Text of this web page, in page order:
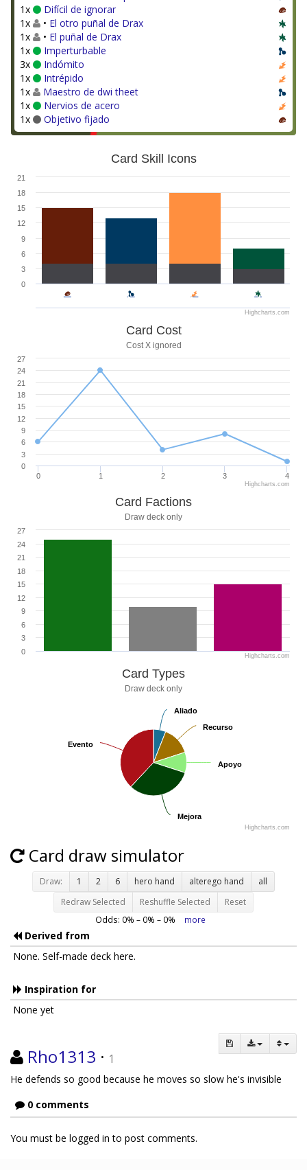
1x
Difícil de ignorar
1x
• El otro puñal de Drax
1x
• El puñal de Drax
1x
Imperturbable
3x
Indómito
1x
Intrépido
1x
Maestro de dwi theet
1x
Nervios de acero
1x
Objetivo fijado
Card Skill Icons
0
3
6
9
12
15
18
21
Highcharts.com
Card Cost
Cost X ignored
0 1 2 3 4
0
3
6
9
12
15
18
21
24
27
Highcharts.com
Card Factions
Draw deck only
0
3
6
9
12
15
18
21
24
27
Highcharts.com
Card Types
Draw deck only
Aliado
Aliado
Recurso
Recurso
Apoyo
Apoyo
Mejora
Mejora
Evento
Evento
Highcharts.com
Card draw simulator
Draw: 1 2 6 hero hand alterego hand
all
Redraw Selected
Reshuffle Selected Reset
Odds: 0% – 0% – 0% more
Derived from
None. Self-made deck here.
Inspiration for
None yet
Rho1313 · 1
He defends so good because he moves so slow he's invisible
0 comments
You must be logged in to post comments.